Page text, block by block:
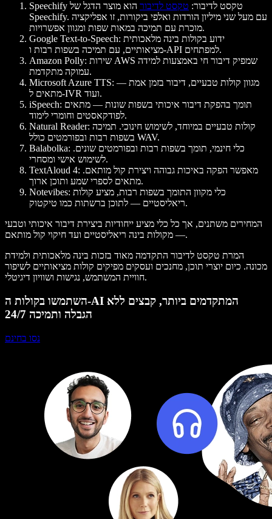
Speechify טקסט לדיבור: טקסט לדיבור הוא מוצר הדגל של
Speechify. עם מעל שני מיליון הורדות ואלפי ביקורות, זו אפליקציה
מוכרת עם תמיכה במאות שפות ומגוון אפשרויות.
Google Text-to-Speech:
מציאותיים, עם תמיכה בשפות רבות ו-API למפתחים.
Amazon Polly:
עמוקה מתקדמת.
Microsoft Azure TTS:
מתאים ל-IVR ועוד.
iSpeech:
לפודקאסטים וחומרי לימוד.
Natural Reader:
בשפות רבות ובפורמטים כולל WAV.
Balabolka:
לשימוש אישי ומסחרי.
TextAloud 4:
מתאים לספרי שמע ותוכן ארוך.
Notevibes:
ריאליסטיים — לתוכן ברשתות כמו טיקטוק.
המחירים משתנים, אך כל כלי מציע ייחודיות ביצירת דיבור איכותי וטבעי
— מקולות בינה ריאליסטיים ועד חיקוי קול מותאם.
המרת טקסט לדיבור התקדמה מאוד בזכות בינה מלאכותית ולמידת
מכונה. כיום יוצרי תוכן, מחנכים ועסקים מפיקים קולות מציאותיים לשיפור
חוויית המשתמש, נגישות ושוויון דיגיטלי.
השתמשו בקולות ה-AI המתקדמים ביותר, קבצים ללא
הגבלה ותמיכה 24/7
נסו בחינם